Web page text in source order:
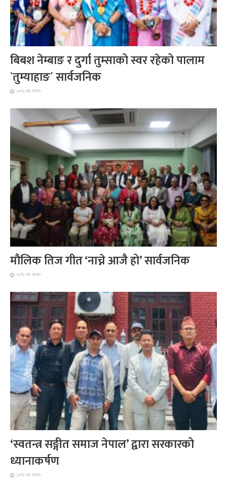
बिबश नेम्बाङ र दुर्गा तुम्साको स्वर रहेको पालाम
`तुम्याहाङ´ सार्वजनिक
July 28, 2026
मौलिक तिज गीत ‘नाच्ने आजै हो’ सार्वजनिक
July 26, 2026
‘स्वतन्त्र सङ्गीत समाज नेपाल’ द्वारा सरकारको
ध्यानाकर्षण
July 25, 2026